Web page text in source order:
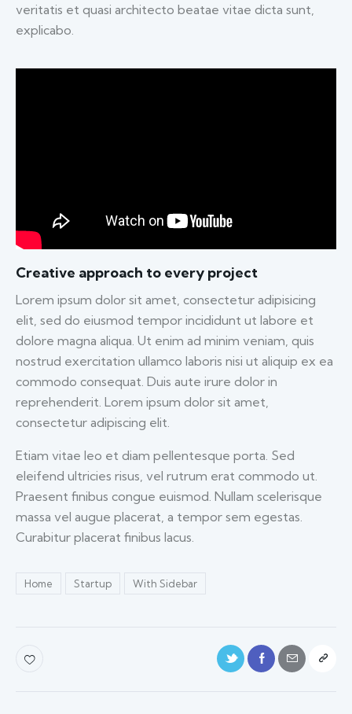
veritatis et quasi architecto beatae vitae dicta sunt,
explicabo.
Creative approach to every project
Lorem ipsum dolor sit amet, consectetur adipisicing
elit, sed do eiusmod tempor incididunt ut labore et
dolore magna aliqua. Ut enim ad minim veniam, quis
nostrud exercitation ullamco laboris nisi ut aliquip ex ea
commodo consequat. Duis aute irure dolor in
reprehenderit. Lorem ipsum dolor sit amet,
consectetur adipiscing elit.
Etiam vitae leo et diam pellentesque porta. Sed
eleifend ultricies risus, vel rutrum erat commodo ut.
Praesent finibus congue euismod. Nullam scelerisque
massa vel augue placerat, a tempor sem egestas.
Curabitur placerat finibus lacus.
Home Startup With Sidebar